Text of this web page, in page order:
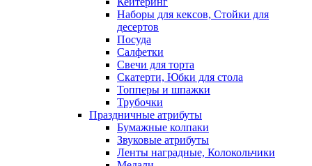
Наборы для кексов, Стойки для
десертов
Посуда
Салфетки
Свечи для торта
Скатерти, Юбки для стола
Топперы и шпажки
Трубочки
Праздничные атрибуты
Бумажные колпаки
Звуковые атрибуты
Ленты наградные, Колокольчики